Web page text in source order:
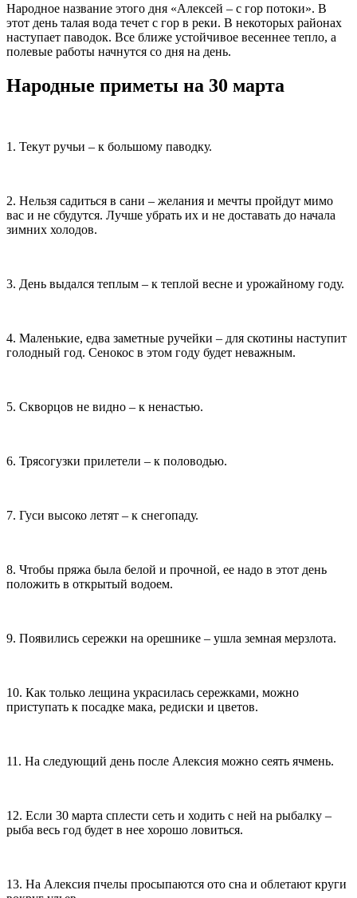
Народное название этого дня «Алексей – с гор потоки». В
этот день талая вода течет с гор в реки. В некоторых районах
наступает паводок. Все ближе устойчивое весеннее тепло, а
полевые работы начнутся со дня на день.
Народные приметы на 30 марта
1. Текут ручьи – к большому паводку.
2. Нельзя садиться в сани – желания и мечты пройдут мимо
вас и не сбудутся. Лучше убрать их и не доставать до начала
зимних холодов.
3. День выдался теплым – к теплой весне и урожайному году.
4. Маленькие, едва заметные ручейки – для скотины наступит
голодный год. Сенокос в этом году будет неважным.
5. Скворцов не видно – к ненастью.
6. Трясогузки прилетели – к половодью.
7. Гуси высоко летят – к снегопаду.
8. Чтобы пряжа была белой и прочной, ее надо в этот день
положить в открытый водоем.
9. Появились сережки на орешнике – ушла земная мерзлота.
10. Как только лещина украсилась сережками, можно
приступать к посадке мака, редиски и цветов.
11. На следующий день после Алексия можно сеять ячмень.
12. Если 30 марта сплести сеть и ходить с ней на рыбалку –
рыба весь год будет в нее хорошо ловиться.
13. На Алексия пчелы просыпаются ото сна и облетают круги